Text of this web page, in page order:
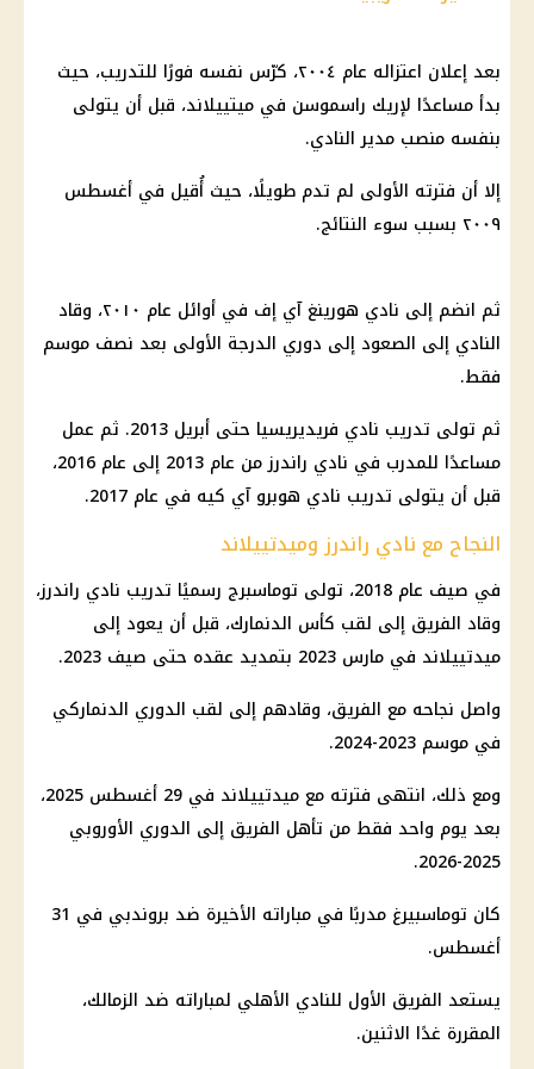
بعد إعلان اعتزاله عام ٢٠٠٤، كرّس نفسه فورًا للتدريب، حيث
بدأ مساعدًا لإريك راسموسن في ميتييلاند، قبل أن يتولى
بنفسه منصب مدير النادي.
إلا أن فترته الأولى لم تدم طويلًا، حيث أُقيل في أغسطس
٢٠٠٩ بسبب سوء النتائج.
ثم انضم إلى نادي هورينغ آي إف في أوائل عام ٢٠١٠، وقاد
النادي إلى الصعود إلى دوري الدرجة الأولى بعد نصف موسم
فقط.
ثم تولى تدريب نادي فريديريسيا حتى أبريل 2013. ثم عمل
مساعدًا للمدرب في نادي راندرز من عام 2013 إلى عام 2016،
قبل أن يتولى تدريب نادي هوبرو آي كيه في عام 2017.
النجاح مع نادي راندرز وميدتييلاند
في صيف عام 2018، تولى توماسبرج رسميًا تدريب نادي راندرز،
وقاد الفريق إلى لقب كأس الدنمارك، قبل أن يعود إلى
ميدتييلاند في مارس 2023 بتمديد عقده حتى صيف 2023.
واصل نجاحه مع الفريق، وقادهم إلى لقب الدوري الدنماركي
في موسم 2023-2024.
ومع ذلك، انتهى فترته مع ميدتييلاند في 29 أغسطس 2025،
بعد يوم واحد فقط من تأهل الفريق إلى الدوري الأوروبي
2025-2026.
كان توماسبيرغ مدربًا في مباراته الأخيرة ضد بروندبي في 31
أغسطس.
يستعد الفريق الأول للنادي الأهلي لمباراته ضد الزمالك،
المقررة غدًا الاثنين.